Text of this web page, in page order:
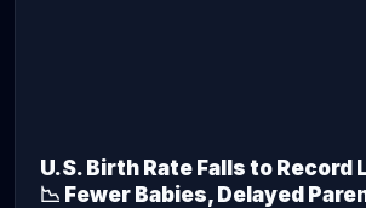
U.S. Birth Rate Falls to Record
📉 Fewer Babies, Delayed